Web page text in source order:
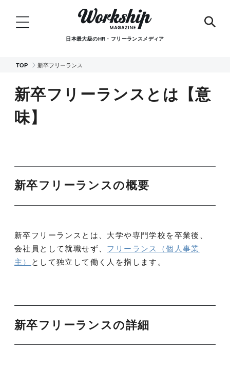
日本最大級のHR・フリーランスメディア
TOP 新卒フリーランス
新卒フリーランスとは【意
味】
新卒フリーランスの概要
新卒フリーランスとは、大学や専門学校を卒業後、
会社員として就職せず、 フリーランス（個人事業
主）
として独立して働く人を指します。
新卒フリーランスの詳細